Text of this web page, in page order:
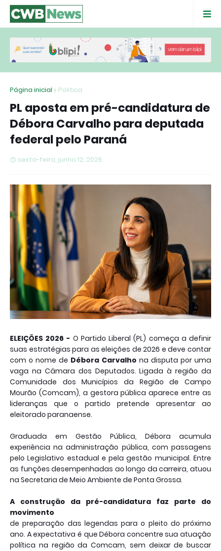
Página inicial Politica
PL aposta em pré-candidatura de
Débora Carvalho para deputada
federal pelo Paraná
sexta-feira, junho 12, 2026
ELEIÇÕES 2026 - O Partido Liberal (PL) começa a definir
suas estratégias para as eleições de 2026 e deve contar
com o nome de Débora Carvalho na disputa por uma
vaga na Câmara dos Deputados. Ligada à região da
Comunidade dos Municípios da Região de Campo
Mourão (Comcam), a gestora pública aparece entre as
lideranças que o partido pretende apresentar ao
eleitorado paranaense.
Graduada em Gestão Pública, Débora acumula
experiência na administração pública, com passagens
pelo Legislativo estadual e pela gestão municipal. Entre
as funções desempenhadas ao longo da carreira, atuou
na Secretaria de Meio Ambiente de Ponta Grossa.
A construção da pré-candidatura faz parte do
movimento
de preparação das legendas para o pleito do próximo
ano. A expectativa é que Débora concentre sua atuação
política na região da Comcam, sem deixar de buscar